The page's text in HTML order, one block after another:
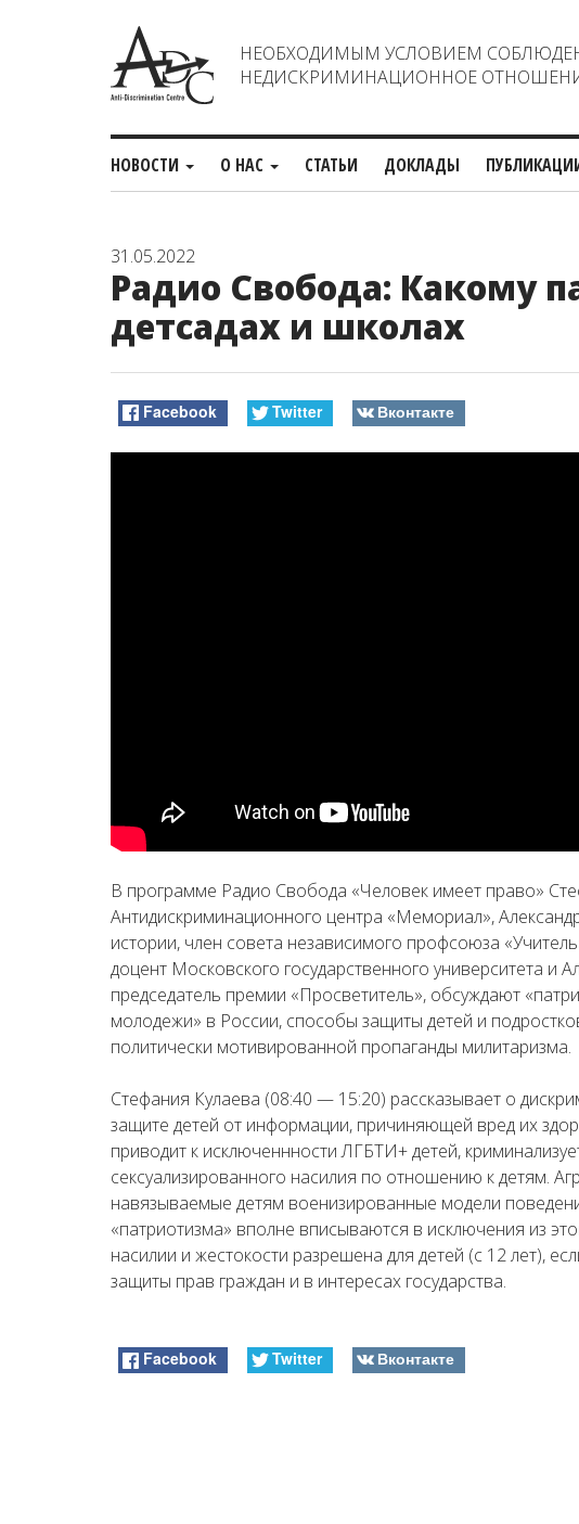
НЕОБХОДИМЫМ УСЛОВИЕМ
НЕДИСКРИМИНАЦИОННОЕ
НОВОСТИ О НАС СТАТЬИ ДОКЛАДЫ
31.05.2022
Радио Свобода: Какому
детсадах и школах
Facebook Twitter Вконтакте
В программе Радио Свобода «Человек имеет право»
Антидискриминационного центра «Мемориал»,
истории, член совета независимого профсоюза
доцент Московского государственного университета и
председатель премии «Просветитель», обсуждают
молодежи» в России, способы защиты детей и
политически мотивированной пропаганды милитаризма.
Стефания Кулаева (08:40 — 15:20) рассказывает о
защите детей от информации, причиняющей вред их
приводит к исключеннности ЛГБТИ+ детей,
сексуализированного насилия по отношению к детям.
навязываемые детям военизированные модели
«патриотизма» вполне вписываются в исключения из
насилии и жестокости разрешена для детей (с 12 лет),
защиты прав граждан и в интересах государства.
Facebook Twitter Вконтакте